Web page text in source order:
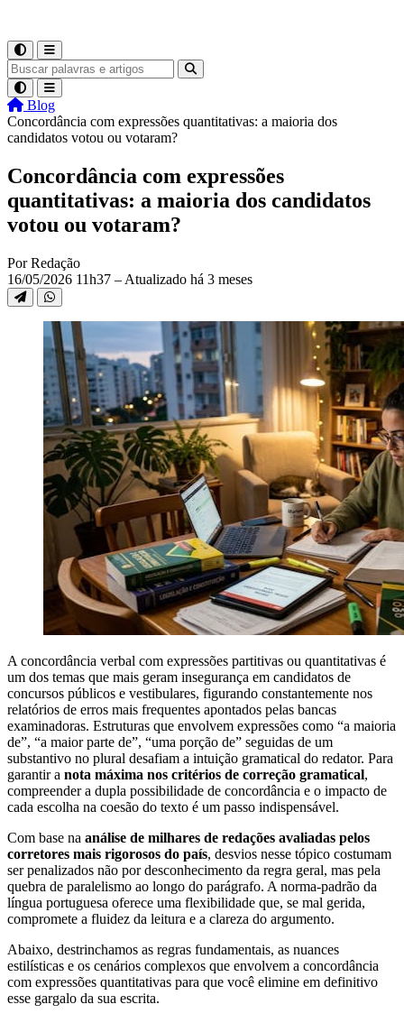
Blog
Concordância com expressões quantitativas: a maioria dos
candidatos votou ou votaram?
Concordância com expressões
quantitativas: a maioria dos candidatos
votou ou votaram?
Por Redação
16/05/2026 11h37 – Atualizado há 3 meses
A concordância verbal com expressões partitivas ou quantitativas é
um dos temas que mais geram insegurança em candidatos de
concursos públicos e vestibulares, figurando constantemente nos
relatórios de erros mais frequentes apontados pelas bancas
examinadoras. Estruturas que envolvem expressões como “a maioria
de”, “a maior parte de”, “uma porção de” seguidas de um
substantivo no plural desafiam a intuição gramatical do redator. Para
garantir a nota máxima nos critérios de correção gramatical,
compreender a dupla possibilidade de concordância e o impacto de
cada escolha na coesão do texto é um passo indispensável.
Com base na análise de milhares de redações avaliadas pelos
corretores mais rigorosos do país, desvios nesse tópico costumam
ser penalizados não por desconhecimento da regra geral, mas pela
quebra de paralelismo ao longo do parágrafo. A norma-padrão da
língua portuguesa oferece uma flexibilidade que, se mal gerida,
compromete a fluidez da leitura e a clareza do argumento.
Abaixo, destrinchamos as regras fundamentais, as nuances
estilísticas e os cenários complexos que envolvem a concordância
com expressões quantitativas para que você elimine em definitivo
esse gargalo da sua escrita.